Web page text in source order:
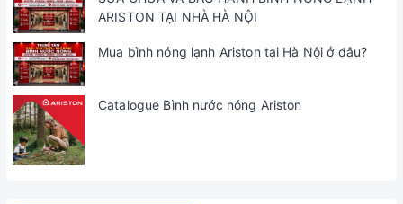
ARISTON TẠI NHÀ HÀ NỘI
Mua bình nóng lạnh Ariston tại Hà Nội ở đâu?
Catalogue Bình nước nóng Ariston